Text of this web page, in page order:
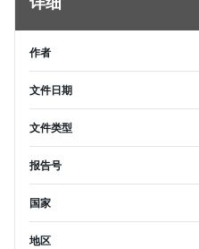
详细
作者
文件日期
文件类型
报告号
国家
地区